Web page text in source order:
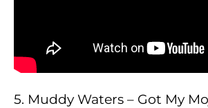
5. Muddy Waters – Got My